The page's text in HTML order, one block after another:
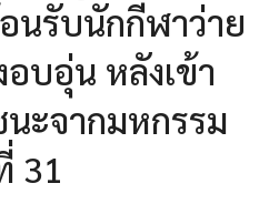
นรับนักกีฬาว่าย
บอุ่น หลังเข้า
ะจากมหกรรม
31